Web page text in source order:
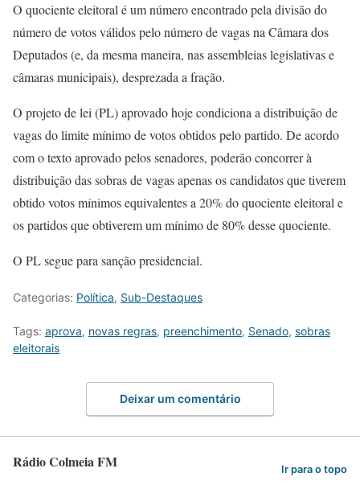
O quociente eleitoral é um número encontrado pela divisão do
número de votos válidos pelo número de vagas na Câmara dos
Deputados (e, da mesma maneira, nas assembleias legislativas e
câmaras municipais), desprezada a fração.
O projeto de lei (PL) aprovado hoje condiciona a distribuição de
vagas do limite mínimo de votos obtidos pelo partido. De acordo
com o texto aprovado pelos senadores, poderão concorrer à
distribuição das sobras de vagas apenas os candidatos que tiverem
obtido votos mínimos equivalentes a 20% do quociente eleitoral e
os partidos que obtiverem um mínimo de 80% desse quociente.
O PL segue para sanção presidencial.
Categorias: Política, Sub-Destaques
Tags: aprova, novas regras, preenchimento, Senado, sobras
eleitorais
Deixar um comentário
Rádio Colmeia FM Ir para o topo